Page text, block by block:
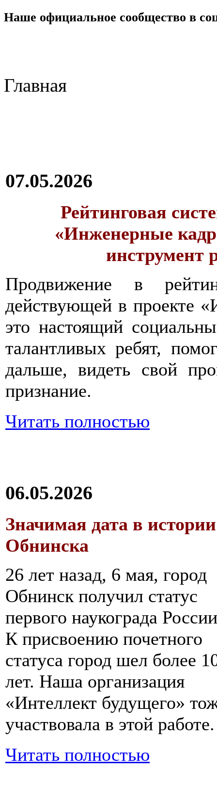
Наше официальное сообщество в
Главная
07.05.2026
Рейтинговая
«Инженерные
инструмент
Продвижение в
действующей в проекте
это настоящий
талантливых ребят,
дальше, видеть свой
признание.
Читать полностью
06.05.2026
Значимая дата в истории
Обнинска
26 лет назад, 6 мая, город
Обнинск получил статус
первого наукограда
К присвоению почетного
статуса город шел более
лет. Наша организация
«Интеллект будущего»
участвовала в этой работе.
Читать полностью